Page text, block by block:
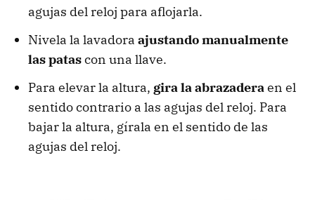
agujas del reloj para aflojarla.
Nivela la lavadora ajustando manualmente
las patascon una llave.
Para elevar la altura, gira la abrazaderaen el
sentido contrario a las agujas del reloj. Para
bajar la altura, gírala en el sentido de las
agujas del reloj.